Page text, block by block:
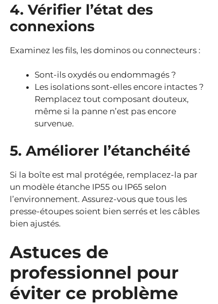
4. Vérifier l’état des
connexions
Examinez les fils, les dominos ou connecteurs :
Sont-ils oxydés ou endommagés ?
Les isolations sont-elles encore intactes ?
Remplacez tout composant douteux,
même si la panne n’est pas encore
survenue.
5. Améliorer l’étanchéité
Si la boîte est mal protégée, remplacez-la par
un modèle étanche IP55 ou IP65 selon
l’environnement. Assurez-vous que tous les
presse-étoupes soient bien serrés et les câbles
bien ajustés.
Astuces de
professionnel pour
éviter ce problème